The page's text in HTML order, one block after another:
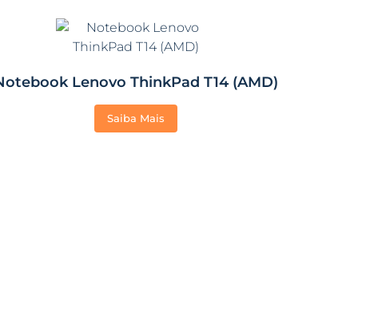
Lenovo ThinkPad T14 (AMD)
Saiba Mais